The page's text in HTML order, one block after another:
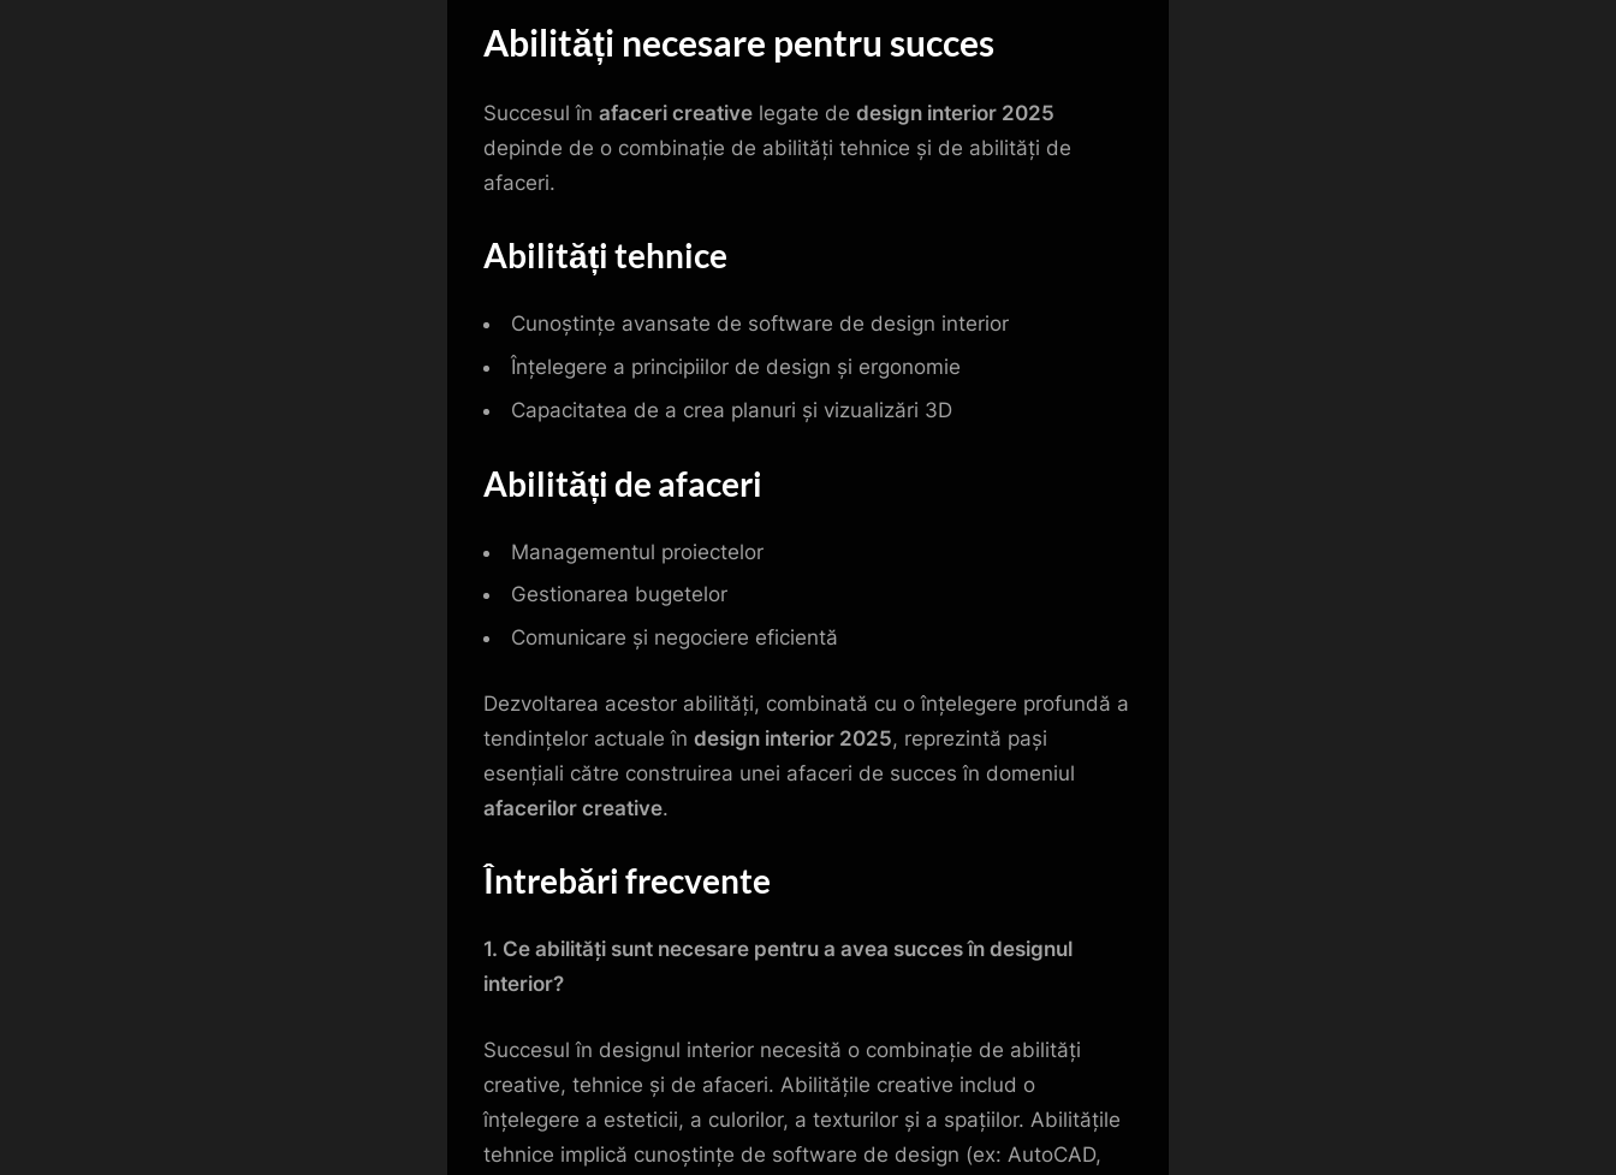
Abilități necesare pentru succes
Succesul în afaceri creative legate de design interior 2025
depinde de o combinație de abilități tehnice și de abilități de
afaceri.
Abilități tehnice
Cunoștințe avansate de software de design interior
Înțelegere a principiilor de design și ergonomie
Capacitatea de a crea planuri și vizualizări 3D
Abilități de afaceri
Managementul proiectelor
Gestionarea bugetelor
Comunicare și negociere eficientă
Dezvoltarea acestor abilități, combinată cu o înțelegere profundă a
tendințelor actuale în design interior 2025, reprezintă pași
esențiali către construirea unei afaceri de succes în domeniul
afacerilor creative.
Întrebări frecvente
1. Ce abilități sunt necesare pentru a avea succes în designul
interior?
Succesul în designul interior necesită o combinație de abilități
creative, tehnice și de afaceri. Abilitățile creative includ o
înțelegere a esteticii, a culorilor, a texturilor și a spațiilor. Abilitățile
tehnice implică cunoștințe de software de design (ex: AutoCAD,